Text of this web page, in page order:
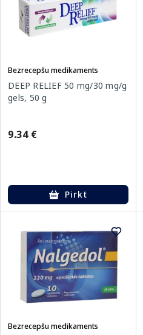
Bezrecepšu medikaments
DEEP RELIEF 50 mg/30 mg/g
gels, 50 g
9.34 €
Pirkt
Bezrecepšu medikaments